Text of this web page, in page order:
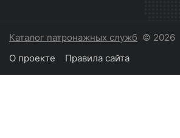
Каталог патронажных служб © 2026
О проекте
Правила сайта